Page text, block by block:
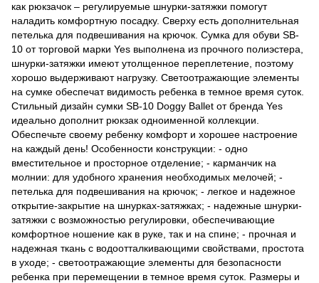
как рюкзачок – регулируемые шнурки-затяжки помогут
наладить комфортную посадку. Сверху есть дополнительная
петелька для подвешивания на крючок. Сумка для обуви SB-
10 от торговой марки Yes выполнена из прочного полиэстера,
шнурки-затяжки имеют утолщенное переплетение, поэтому
хорошо выдерживают нагрузку. Светоотражающие элементы
на сумке обеспечат видимость ребенка в темное время суток.
Стильный дизайн сумки SB-10 Doggy Ballet от бренда Yes
идеально дополнит рюкзак одноименной коллекции.
Обеспечьте своему ребенку комфорт и хорошее настроение
на каждый день! Особенности конструкции: - одно
вместительное и просторное отделение; - карманчик на
молнии: для удобного хранения необходимых мелочей; -
петелька для подвешивания на крючок; - легкое и надежное
открытие-закрытие на шнурках-затяжках; - надежные шнурки-
затяжки с возможностью регулировки, обеспечивающие
комфортное ношение как в руке, так и на спине; - прочная и
надежная ткань с водоотталкивающими свойствами, простота
в уходе; - светоотражающие элементы для безопасности
ребенка при перемещении в темное время суток. Размеры и